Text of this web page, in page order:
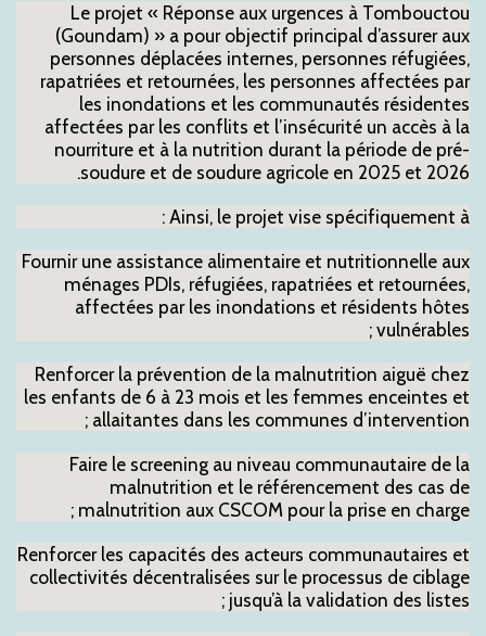
Le projet « Réponse aux urgences à Tombouctou
(Goundam) » a pour objectif principal d’assurer aux
personnes déplacées internes, personnes réfugiées,
rapatriées et retournées, les personnes affectées par
les inondations et les communautés résidentes
affectées par les conflits et l’insécurité un accès à la
nourriture et à la nutrition durant la période de pré-
soudure et de soudure agricole en 2025 et 2026.
Ainsi, le projet vise spécifiquement à :
Fournir une assistance alimentaire et nutritionnelle aux
ménages PDIs, réfugiées, rapatriées et retournées,
affectées par les inondations et résidents hôtes
vulnérables ;
Renforcer la prévention de la malnutrition aiguë chez
les enfants de 6 à 23 mois et les femmes enceintes et
allaitantes dans les communes d’intervention ;
Faire le screening au niveau communautaire de la
malnutrition et le référencement des cas de
malnutrition aux CSCOM pour la prise en charge ;
Renforcer les capacités des acteurs communautaires et
collectivités décentralisées sur le processus de ciblage
jusqu’à la validation des listes ;